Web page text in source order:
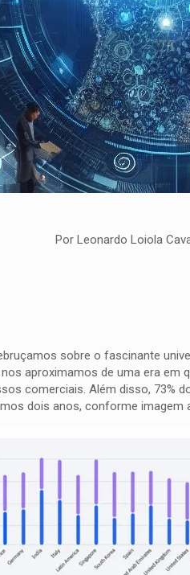
Por Leonardo Loiola
sobre o fascinante
aproximamos de uma era em
comerciais. Além disso,
dois anos, conforme imagem